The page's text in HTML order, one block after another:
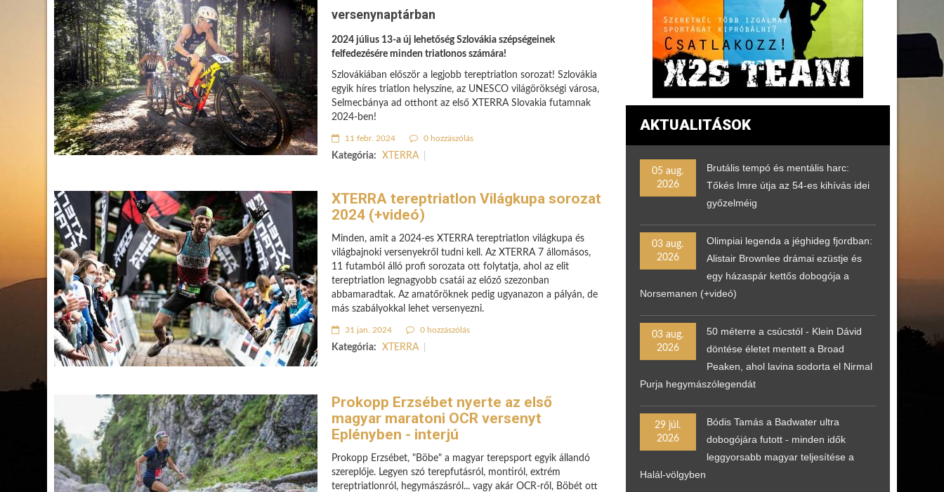
versenynaptárban
2024 július 13-a új lehetőség Szlovákia szépségeinek
felfedezésére minden triatlonos számára!
Szlovákiában először a legjobb tereptriatlon sorozat! Szlovákia
egyik híres triatlon helyszíne, az UNESCO világörökségi városa,
Selmecbánya ad otthont az első XTERRA Slovakia futamnak
2024-ben!
11 febr. 2024 0 hozzászólás
Kategória: XTERRA
XTERRA tereptriatlon Világkupa sorozat
2024 (+videó)
Minden, amit a 2024-es XTERRA tereptriatlon világkupa és
világbajnoki versenyekről tudni kell. Az XTERRA 7 állomásos,
11 futamból álló profi sorozata ott folytatja, ahol az elit
tereptriatlon legnagyobb csatái az előző szezonban
abbamaradtak. Az amatőröknek pedig ugyanazon a pályán, de
más szabályokkal lehet versenyezni.
31 jan. 2024 0 hozzászólás
Kategória: XTERRA
Prokopp Erzsébet nyerte az első
magyar maratoni OCR versenyt
Eplényben - interjú
Prokopp Erzsébet, "Böbe" a magyar terepsport egyik állandó
szereplője. Legyen szó terepfutásról, montiról, extrém
tereptriatlonról, hegymászásról... vagy akár OCR-ről, Böbét ott
AKTUALITÁSOK
05 aug.
2026
Brutális tempó és mentális harc:
Tőkés Imre útja az 54-es kihívás idei
győzelméig
03 aug.
2026
Olimpiai legenda a jéghideg fjordban:
Alistair Brownlee drámai ezüstje és
egy házaspár kettős dobogója a
Norsemanen (+videó)
03 aug.
2026
50 méterre a csúcstól - Klein Dávid
döntése életet mentett a Broad
Peaken, ahol lavina sodorta el Nirmal
Purja hegymászólegendát
29 júl.
2026
Bódis Tamás a Badwater ultra
dobogójára futott - minden idők
leggyorsabb magyar teljesítése a
Halál-völgyben